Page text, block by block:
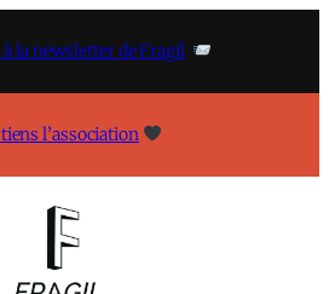
à la newsletter de Fragil
l’association